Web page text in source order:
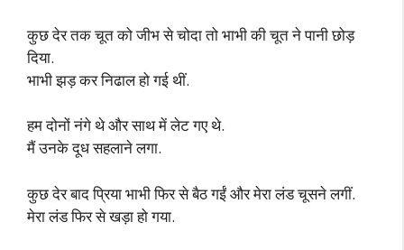
कुछ देर तक चूत को जीभ से चोदा तो भाभी की चूत ने पानी छोड़
दिया.
भाभी झड़ कर निढाल हो गई थीं.
हम दोनों नंगे थे और साथ में लेट गए थे.
मैं उनके दूध सहलाने लगा.
कुछ देर बाद प्रिया भाभी फिर से बैठ गईं और मेरा लंड चूसने लगीं.
मेरा लंड फिर से खड़ा हो गया.